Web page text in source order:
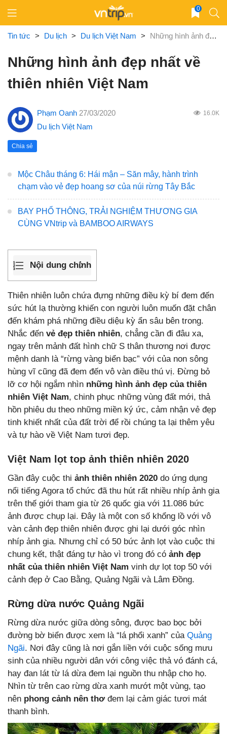
content
0
Tin tức > Du lịch > Du lịch Việt Nam > Những hình ảnh đẹp nhất về thiên nhiên Việt Nam
Những hình ảnh đẹp nhất về
thiên nhiên Việt Nam
Phạm Oanh 27/03/2020 16.0K
Du lịch Việt Nam
Chia sẻ
Mộc Châu tháng 6: Hái mận – Săn mây, hành trình
chạm vào vẻ đẹp hoang sơ của núi rừng Tây Bắc
BAY PHỔ THÔNG, TRẢI NGHIỆM THƯƠNG GIA
CÙNG VNtrip và BAMBOO AIRWAYS
Nội dung chính
Thiên nhiên luôn chứa đựng những điều kỳ bí đem đến
sức hút lạ thường khiến con người luôn muốn đặt chân
đến khám phá những điều diệu kỳ ẩn sâu bên trong.
Nhắc đến vẻ đẹp thiên nhiên, chẳng cần đi đâu xa,
ngay trên mảnh đất hình chữ S thân thương nơi được
mệnh danh là “rừng vàng biển bạc” với của non sông
hùng vĩ cũng đã đem đến vô vàn điều thú vị. Đừng bỏ
lỡ cơ hội ngắm nhìn những hình ảnh đẹp của thiên
nhiên Việt Nam, chinh phục những vùng đất mới, thả
hồn phiêu du theo những miền ký ức, cảm nhận vẻ đẹp
tinh khiết nhất của đất trời để rồi chúng ta lại thêm yêu
và tự hào về Việt Nam tươi đẹp.
Việt Nam lọt top ảnh thiên nhiên 2020
Gần đây cuộc thi ảnh thiên nhiên 2020 do ứng dụng
nổi tiếng Agora tổ chức đã thu hút rất nhiều nhíp ảnh gia
trên thế giới tham gia từ 26 quốc gia với 11.086 bức
ảnh được chụp lại. Đây là một con số khổng lồ với vô
vàn cảnh đẹp thiên nhiên được ghi lại dưới góc nhìn
nhíp ảnh gia. Nhưng chỉ có 50 bức ảnh lọt vào cuộc thi
chung kết, thật đáng tự hào vì trong đó có ảnh đẹp
nhất của thiên nhiên Việt Nam vinh dự lọt top 50 với
cảnh đẹp ở Cao Bằng, Quảng Ngãi và Lâm Đồng.
Rừng dừa nước Quảng Ngãi
Rừng dừa nước giữa dòng sông, được bao bọc bởi
đường bờ biển được xem là “lá phổi xanh” của Quảng
Ngãi. Nơi đây cũng là nơi gắn liền với cuộc sống mưu
sinh của nhiều người dân với công việc thả vó đánh cá,
hay đan lát từ lá dừa đem lại nguồn thu nhập cho họ.
Nhìn từ trên cao rừng dừa xanh mướt một vùng, tạo
nên phong cảnh nên thơ đem lại cảm giác tươi mát
thanh bình.